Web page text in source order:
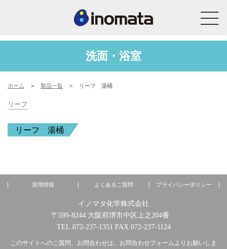
洗面・浴室
ホーム > 製品一覧 > リーフ 湯桶
リーフ
リーフ 湯桶
採用情報 よくあるご質問 プライバシーポリシー
イノマタ化学株式会社
〒599-8244 大阪府堺市中区上之204番
TEL.072-237-1351 FAX.072-237-1124
このサイトへのご質問、お問合わせは、お問合わせフォームよりお願いしま